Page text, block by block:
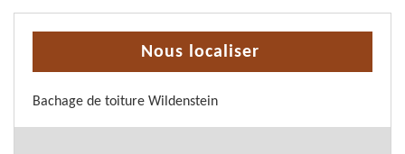
Nous localiser
Bachage de toiture Wildenstein